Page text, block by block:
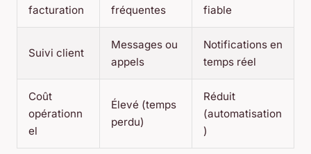
facturation
fréquentes
fiable
Suivi client
Messages ou
appels
Notifications en
temps réel
Coût
opérationn
el
Élevé (temps
perdu)
Réduit
(automatisation
)